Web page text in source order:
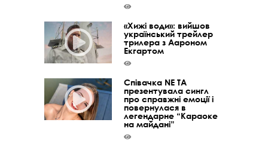
«Хижі води»: вийшов
український трейлер
трилера з Аароном
Екгартом
Співачка NE TA
презентувала сингл
про справжні емоції і
повернулася в
легендарне “Караоке
на майдані”